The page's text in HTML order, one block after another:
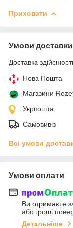
Приховати
Умови доставки
Доставка
Нова Пошта
Магазини
Укрпошта
Самовивіз
Всі умови
Умови оплати
Ви отримаєте
або гроші
Детальніше